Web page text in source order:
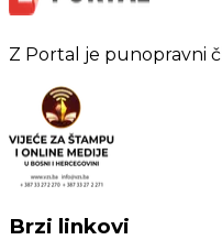
Z Portal je punopravni
Brzi linkovi